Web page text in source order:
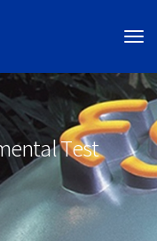
Test